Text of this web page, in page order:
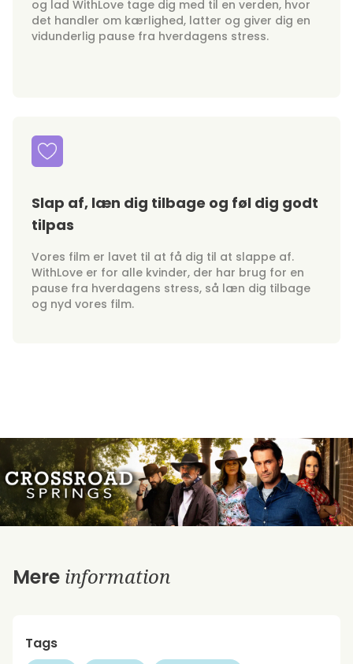
og lad WithLove tage dig med til en verden, hvor
det handler om kærlighed, latter og giver dig en
vidunderlig pause fra hverdagens stress.
Slap af, læn dig tilbage og føl dig godt
tilpas
Vores film er lavet til at få dig til at slappe af.
WithLove er for alle kvinder, der har brug for en
pause fra hverdagens stress, så læn dig tilbage
og nyd vores film.
Mere information
Tags